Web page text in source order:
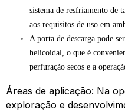
sistema de resfriamento de
aos requisitos de uso em
A porta de descarga pode
helicoidal, o que é
perfuração secos e a
Áreas de aplicação: Na
exploração e